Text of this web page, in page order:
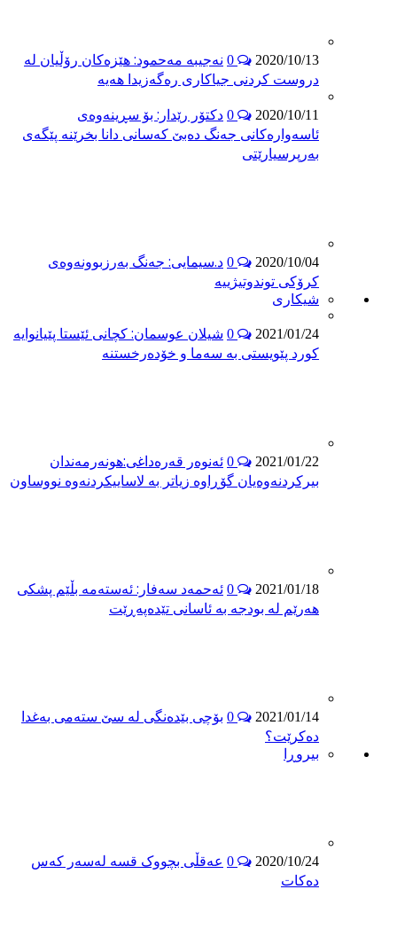
2020/10/13
نەجیبە مەحمود: هێزەکان رۆڵیان لە
دروست کردنی جیاکاری رەگەزیدا هەیە
2020/10/11
دکتۆر رێدار: بۆ سڕینەوەی
ئاسەوارەکانی جەنگ دەبێ کەسانی دانا بخرێنە پێگەی
بەرپرسیارێتی
2020/10/04
د.سیمایی: جەنگ بەرزبوونەوەی
کرۆکی توندوتیژییە
شیكاری
2021/01/24
شیلان عوسمان: كچانى ئێستا پێیانوایه‌
كورد پێویستى به‌ سه‌ما و خۆده‌رخستنه‌
2021/01/22
ئه‌نوه‌ر قه‌ره‌داغى:هونه‌رمه‌ندان
بیركردنه‌وه‌یان گۆڕاوه‌ زیاتر به‌ لاساییكردنه‌وه‌ نووساون
2021/01/18
ئه‌حمه‌د سه‌فار: ئه‌سته‌مه‌ بڵێم پشكى
هه‌رێم له‌ بودجه‌ به‌ ئاسانى تێده‌په‌ڕێت
2021/01/14
بۆچى بێده‌نگى له‌ سێ سته‌مى به‌غدا
ده‌كرێت؟
بیروڕا
2020/10/24
عەقڵی بچووک قسە لەسەر کەس
دەکات